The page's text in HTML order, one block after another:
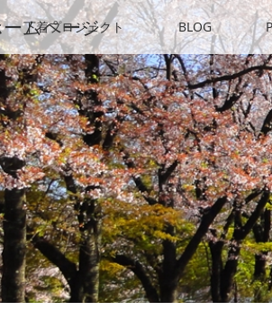
ムページ
下着プロジェクト BLOG